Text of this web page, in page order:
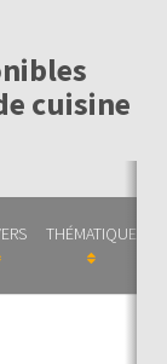
cuisine
THÉMATIQUE